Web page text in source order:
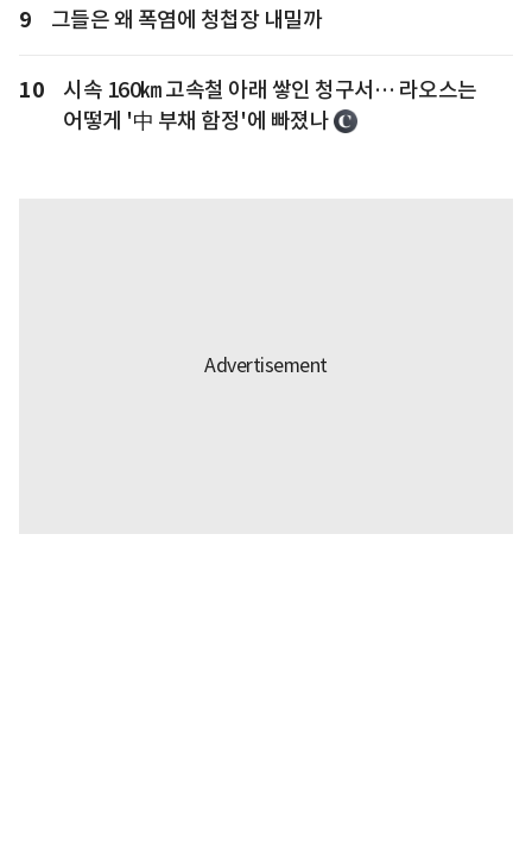
9 그들은 왜 폭염에 청첩장 내밀까
10
시속 160㎞ 고속철 아래 쌓인 청구서… 라오스는
어떻게 '中 부채 함정'에 빠졌나